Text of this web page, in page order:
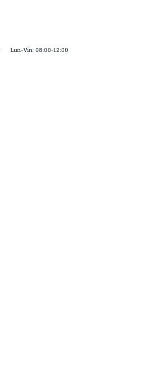
Lun-Vin: 08:00-12:00